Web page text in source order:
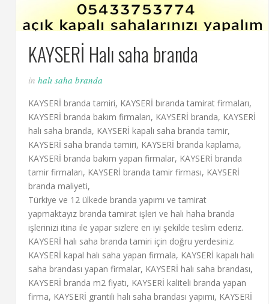
KAYSERİ Halı saha branda
inhalı saha branda
KAYSERİ branda tamiri, KAYSERİ bıranda tamirat firmaları,
KAYSERİ branda bakım firmaları, KAYSERİ branda, KAYSERİ
halı saha branda, KAYSERİ kapalı saha branda tamir,
KAYSERİ saha branda tamiri, KAYSERİ branda kaplama,
KAYSERİ branda bakım yapan firmalar, KAYSERİ branda
tamir firmaları, KAYSERİ branda tamir firması, KAYSERİ
branda maliyeti,
Türkiye ve 12 ülkede branda yapımı ve tamirat
yapmaktayız branda tamirat işleri ve halı haha branda
işlerinizi itina ile yapar sızlere en iyi şekilde teslim ederiz.
KAYSERİ halı saha branda tamiri için doğru yerdesiniz.
KAYSERİ kapal halı saha yapan firmala, KAYSERİ kapalı halı
saha brandası yapan firmalar, KAYSERİ halı saha brandası,
KAYSERİ branda m2 fiyatı, KAYSERİ kaliteli branda yapan
firma, KAYSERİ grantili halı saha brandası yapımı, KAYSERİ